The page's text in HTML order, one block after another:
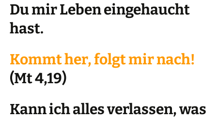
Du mir Leben eingehaucht
hast.
Kommt her, folgt mir nach!
(Mt 4,19)
Kann ich alles verlassen, was